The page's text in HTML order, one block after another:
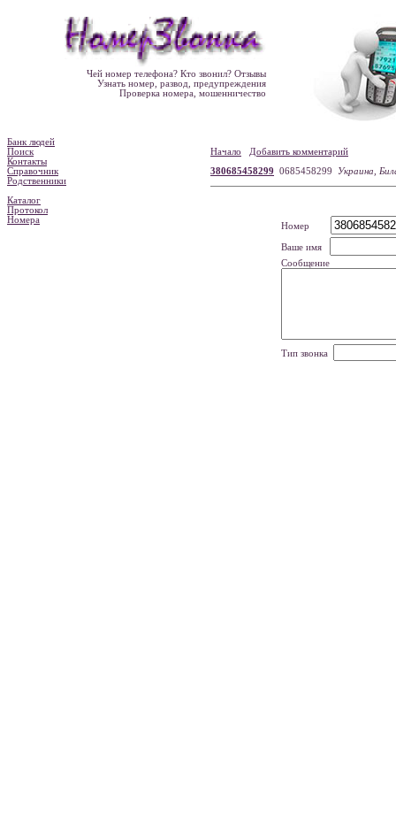
Чей номер телефона? Кто звонил? Отзывы
Узнать номер, развод, предупреждения
Проверка номера, мошенничество
Банк людей
Поиск
Контакты
Справочник
Родственники
Каталог
Протокол
Номера
Начало
Добавить комментарий
380685458299 0685458299 Украина,
Номер
Ваше имя
Сообщение
Тип звонка